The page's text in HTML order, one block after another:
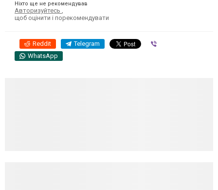
Ніхто ще не рекомендував
Авторизуйтесь ,
щоб оцінити і порекомендувати
Reddit Telegram
WhatsApp